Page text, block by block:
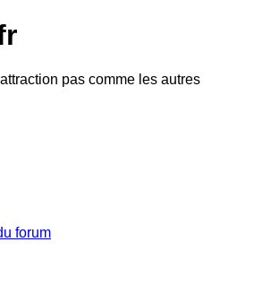
pas comme les autres
forum